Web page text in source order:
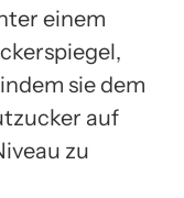
einem
sie dem
auf
zu